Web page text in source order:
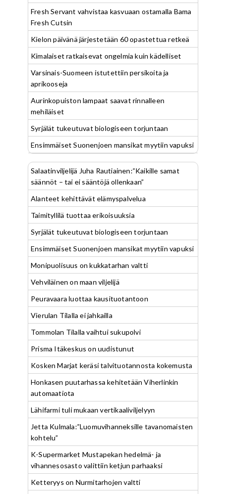
Fresh Servant vahvistaa kasvuaan ostamalla Bama
Fresh Cutsin
Kielon päivänä järjestetään 60 opastettua retkeä
Kimalaiset ratkaisevat ongelmia kuin kädelliset
Varsinais-Suomeen istutettiin persikoita ja
aprikooseja
Aurinkopuiston lampaat saavat rinnalleen
mehiläiset
Syrjälät tukeutuvat biologiseen torjuntaan
Ensimmäiset Suonenjoen mansikat myytiin vapuksi
Salaatinviljelijä Juha Rautiainen:”Kaikille samat
säännöt – tai ei sääntöjä ollenkaan”
Alanteet kehittävät elämyspalvelua
Taimityllilä tuottaa erikoisuuksia
Syrjälät tukeutuvat biologiseen torjuntaan
Ensimmäiset Suonenjoen mansikat myytiin vapuksi
Monipuolisuus on kukkatarhan valtti
Vehviläinen on maan viljelijä
Peuravaara luottaa kausituotantoon
Vierulan Tilalla ei jahkailla
Tommolan Tilalla vaihtui sukupolvi
Prisma Itäkeskus on uudistunut
Kosken Marjat keräsi talvituotannosta kokemusta
Honkasen puutarhassa kehitetään Viherlinkin
automaatiota
Lähifarmi tuli mukaan vertikaaliviljelyyn
Jetta Kulmala:”Luomuvihanneksille tavanomaisten
kohtelu”
K-Supermarket Mustapekan hedelmä- ja
vihannesosasto valittiin ketjun parhaaksi
Ketteryys on Nurmitarhojen valtti